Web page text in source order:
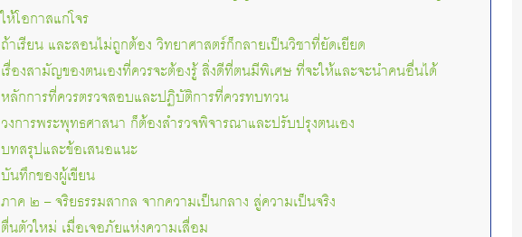
ให้โอกาสแก่โจร
ถ้าเรียน และสอนไม่ถูกต้อง วิทยาศาสตร์ก็กลายเป็นวิชาที่ยัดเยียด
เรื่องสามัญของตนเองที่ควรจะต้องรู้ สิ่งดีที่ตนมีพิเศษ ที่จะให้และจะนำคนอื่นได้
หลักการที่ควรตรวจสอบและปฏิบัติการที่ควรทบทวน
วงการพระพุทธศาสนา ก็ต้องสำรวจพิจารณาและปรับปรุงตนเอง
บทสรุปและข้อเสนอแนะ
บันทึกของผู้เขียน
ภาค ๒ – จริยธรรมสากล จากความเป็นกลาง สู่ความเป็นจริง
ตื่นตัวใหม่ เมื่อเจอภัยแห่งความเสื่อม